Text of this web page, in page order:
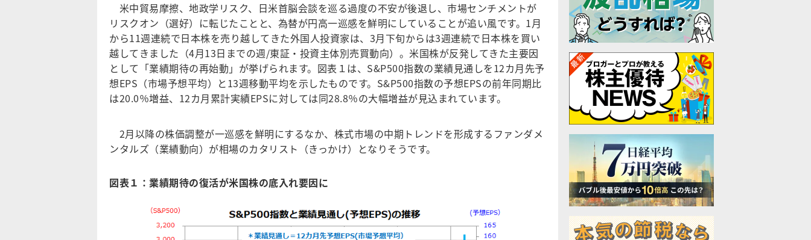
米中貿易摩擦、地政学リスク、日米首脳会談を巡る過度の不安が後退し、市場センチメントが
リスクオン（選好）に転じたことと、為替が円高一巡感を鮮明にしていることが追い風です。1月
から11週連続で日本株を売り越してきた外国人投資家は、3月下旬からは3週連続で日本株を買い
越してきました（4月13日までの週/東証・投資主体別売買動向）。米国株が反発してきた主要因
として「業績期待の再始動」が挙げられます。図表１は、S&P500指数の業績見通しを12カ月先予
想EPS（市場予想平均）と13週移動平均を示したものです。S&P500指数の予想EPSの前年同期比
は20.0％増益、12カ月累計実績EPSに対しては同28.8％の大幅増益が見込まれています。
2月以降の株価調整が一巡感を鮮明にするなか、株式市場の中期トレンドを形成するファンダメ
ンタルズ（業績動向）が相場のカタリスト（きっかけ）となりそうです。
図表１：業績期待の復活が米国株の底入れ要因に